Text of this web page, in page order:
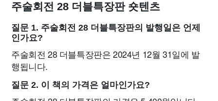
주술회전 28 더블특장판 숏텐츠
질문 1. 주술회전 28 더블특장판의 발행일은 언제
인가요?
주술회전 28 더블특장판은 2024년 12월 31일에 발
행됩니다.
질문 2. 이 책의 가격은 얼마인가요?